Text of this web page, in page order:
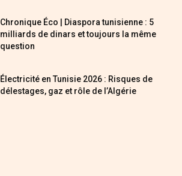
Chronique Éco | Diaspora tunisienne : 5
milliards de dinars et toujours la même
question
Électricité en Tunisie 2026 : Risques de
délestages, gaz et rôle de l’Algérie